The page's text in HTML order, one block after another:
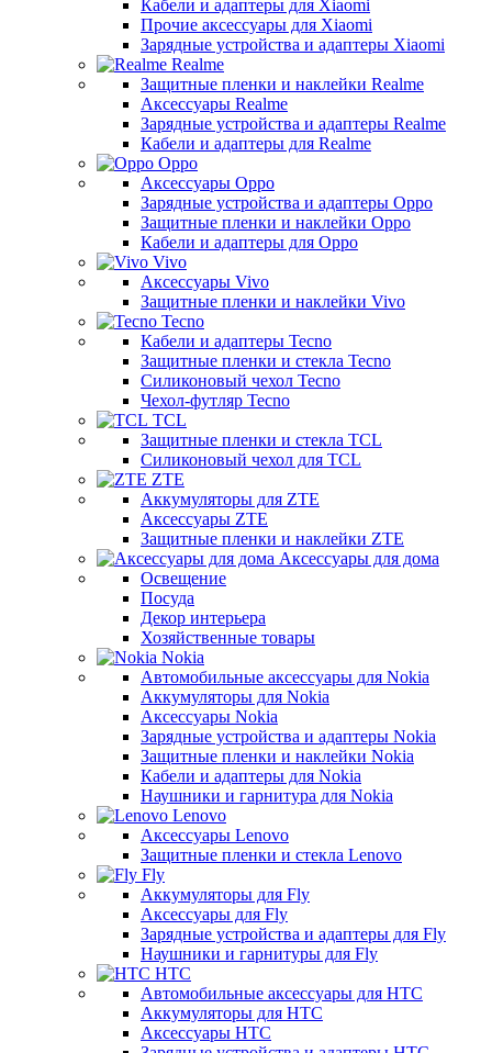
Кабели и адаптеры для Xiaomi
Прочие аксессуары для Xiaomi
Зарядные устройства и адаптеры Xiaomi
Realme
Защитные пленки и наклейки Realme
Аксессуары Realme
Зарядные устройства и адаптеры Realme
Кабели и адаптеры для Realme
Oppo
Аксессуары Oppo
Зарядные устройства и адаптеры Oppo
Защитные пленки и наклейки Oppo
Кабели и адаптеры для Oppo
Vivo
Аксессуары Vivo
Защитные пленки и наклейки Vivo
Tecno
Кабели и адаптеры Tecno
Защитные пленки и стекла Tecno
Силиконовый чехол Tecno
Чехол-футляр Tecno
TCL
Защитные пленки и стекла TCL
Силиконовый чехол для TCL
ZTE
Аккумуляторы для ZTE
Аксессуары ZTE
Защитные пленки и наклейки ZTE
Аксессуары для дома
Освещение
Посуда
Декор интерьера
Хозяйственные товары
Nokia
Автомобильные аксессуары для Nokia
Аккумуляторы для Nokia
Аксессуары Nokia
Зарядные устройства и адаптеры Nokia
Защитные пленки и наклейки Nokia
Кабели и адаптеры для Nokia
Наушники и гарнитура для Nokia
Lenovo
Аксессуары Lenovo
Защитные пленки и стекла Lenovo
Fly
Аккумуляторы для Fly
Аксессуары для Fly
Зарядные устройства и адаптеры для Fly
Наушники и гарнитуры для Fly
HTC
Автомобильные аксессуары для HTC
Аккумуляторы для HTC
Аксессуары HTC